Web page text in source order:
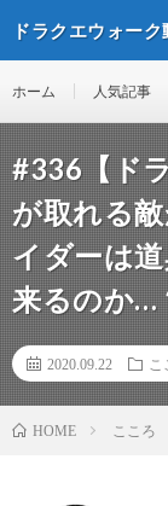
ドラクエウォー
ホーム 人気記事
#336【ド
が取れる
イダーは
来るのか…
2020.09.22 こ
HOME こころ